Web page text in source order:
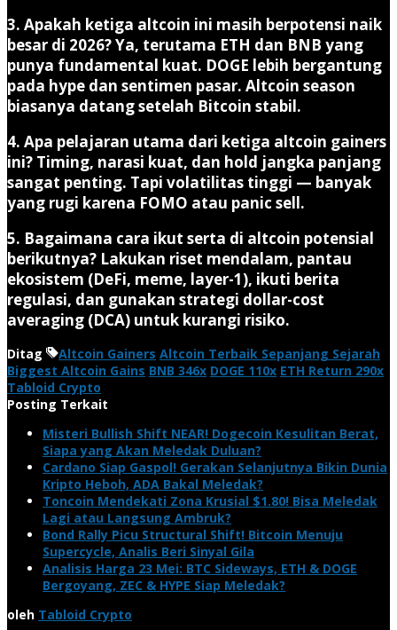
3. Apakah ketiga altcoin ini masih berpotensi naik
besar di 2026?Ya, terutama ETH dan BNB yang
punya fundamental kuat. DOGE lebih bergantung
pada hype dan sentimen pasar. Altcoin season
biasanya datang setelah Bitcoin stabil.
4. Apa pelajaran utama dari ketiga altcoin gainers
ini? Timing, narasi kuat, dan hold jangka panjang
sangat penting. Tapi volatilitas tinggi — banyak
yang rugi karena FOMO atau panic sell.
5. Bagaimana cara ikut serta di altcoin potensial
berikutnya? Lakukan riset mendalam, pantau
ekosistem (DeFi, meme, layer-1), ikuti berita
regulasi, dan gunakan strategi dollar-cost
averaging (DCA) untuk kurangi risiko.
Ditag Altcoin Gainers Altcoin Terbaik Sepanjang Sejarah
Biggest Altcoin Gains BNB 346x DOGE 110x ETH Return 290x
Tabloid Crypto
Posting Terkait
Misteri Bullish Shift NEAR! Dogecoin Kesulitan Berat,
Siapa yang Akan Meledak Duluan?
Cardano Siap Gaspol! Gerakan Selanjutnya Bikin Dunia
Kripto Heboh, ADA Bakal Meledak?
Toncoin Mendekati Zona Krusial $1.80! Bisa Meledak
Lagi atau Langsung Ambruk?
Bond Rally Picu Structural Shift! Bitcoin Menuju
Supercycle, Analis Beri Sinyal Gila
Analisis Harga 23 Mei: BTC Sideways, ETH & DOGE
Bergoyang, ZEC & HYPE Siap Meledak?
oleh Tabloid Crypto